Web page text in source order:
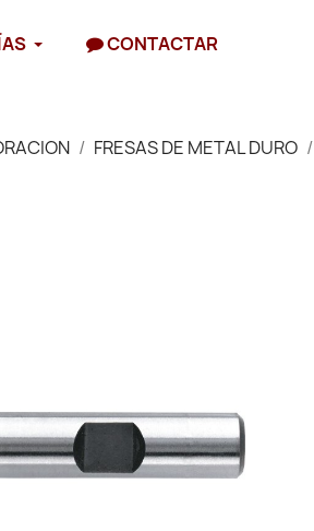
CONTACTAR
FRESAS DE METAL DURO